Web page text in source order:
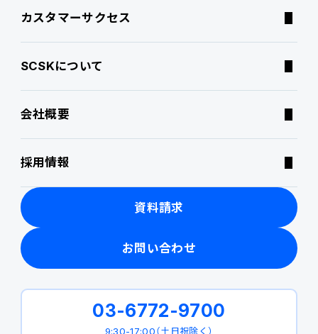
資料請求
お問い合わせ
03-6772-9700
9:30-17:00（土日祝除く）
サポートサービス
コラム
特集記事
ニュース・トピックス
製品関連動画
カスタマーサクセス
SCSKについて
会社概要
採用情報